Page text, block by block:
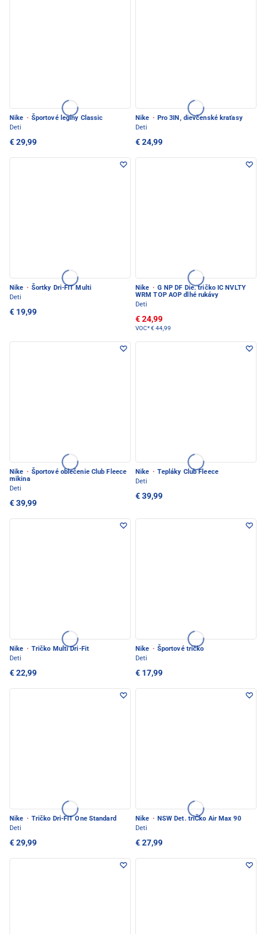
Nike · Športové legíny Classic
Deti
€ 29,99
Nike · Pro 3IN, dievčenské kraťasy
Deti
€ 24,99
Nike · Šortky Dri-FIT Multi
Deti
€ 19,99
Nike · G NP DF Die. tričko IC NVLTY
WRM TOP AOP dlhé rukávy
Deti
€ 24,99
VOC*€ 44,99
Nike · Športové oblečenie Club Fleece
mikina
Deti
€ 39,99
Nike · Tepláky Club Fleece
Deti
€ 39,99
Nike · Tričko Multi Dri-Fit
Deti
€ 22,99
Nike · Športové tričko
Deti
€ 17,99
Nike · Tričko Dri-FIT One Standard
Deti
€ 29,99
Nike · NSW Det. triČko Air Max 90
Deti
€ 27,99